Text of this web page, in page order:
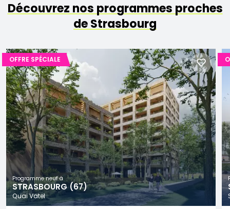
Découvrez nos programmes proches
de Strasbourg
Programme neuf à
STRASBOURG (67)
Quai Vatel
OFFRE SPÉCIALE